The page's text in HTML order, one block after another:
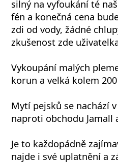
silný na vyfoukání té
fén a konečná cena
zdi od vody, žádné
zkušenost zde
Vykoupání malých
korun a velká kolem 200
Mytí pejsků se nachází
naproti obchodu Jamall
Je to každopádně
najde i své uplatnění a